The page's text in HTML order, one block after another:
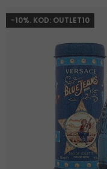
-10%. KOD: OUTLET10